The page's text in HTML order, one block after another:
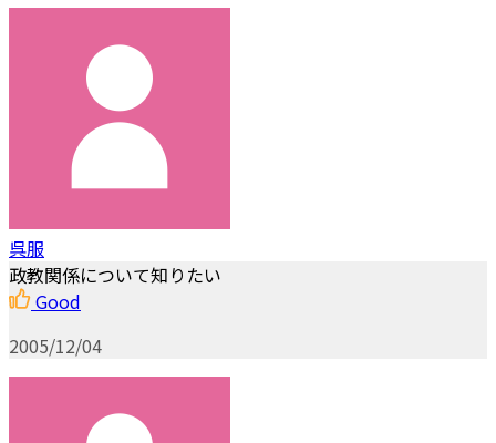
呉服
政教関係について知りたい
Good
2005/12/04